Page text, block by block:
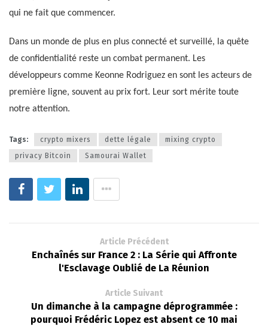
qui ne fait que commencer.
Dans un monde de plus en plus connecté et surveillé, la quête
de confidentialité reste un combat permanent. Les
développeurs comme Keonne Rodriguez en sont les acteurs de
première ligne, souvent au prix fort. Leur sort mérite toute
notre attention.
Tags: crypto mixers dette légale
mixing crypto
privacy Bitcoin
Samourai Wallet
Article Précédent
Enchaînés sur France 2 : La Série qui Affronte
l'Esclavage Oublié de La Réunion
Article Suivant
Un dimanche à la campagne déprogrammée :
pourquoi Frédéric Lopez est absent ce 10 mai